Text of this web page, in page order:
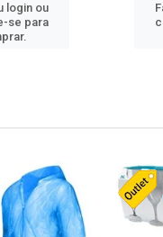
login ou
se para